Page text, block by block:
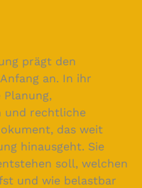
prägt den
an. In ihr
und rechtliche
das weit
hinausgeht. Sie
soll, welchen
und wie belastbar